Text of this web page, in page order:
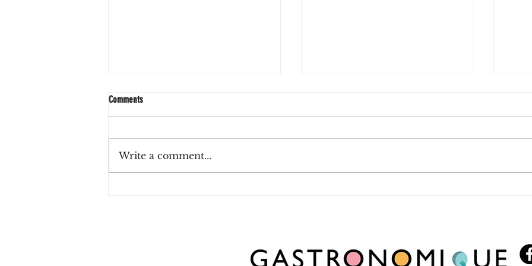
Comments
Write a comment...